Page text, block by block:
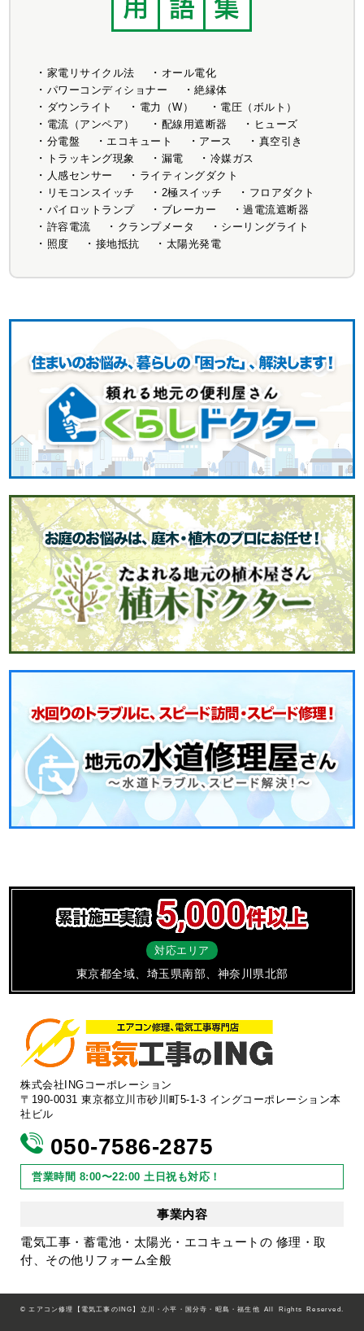
家電リサイクル法
オール電化
パワーコンディショナー
絶縁体
ダウンライト
電力（W）
電圧（ボルト）
電流（アンペア）
配線用遮断器
ヒューズ
分電盤
エコキュート アース
真空引き
トラッキング現象
漏電
冷媒ガス
人感センサー
ライティングダクト
リモコンスイッチ
2極スイッチ
フロアダクト
パイロットランプ
ブレーカー
過電流遮断器
許容電流
クランプメータ
シーリングライト
照度
接地抵抗 太陽光発電
対応エリア
東京都全域、埼玉県南部、神奈川県北部
株式会社INGコーポレーション
〒190-0031 東京都立川市砂川町5-1-3 イングコーポレーション本
社ビル
050-7586-2875
営業時間 8:00〜22:00 土日祝も対応！
事業内容
電気工事・蓄電池・太陽光・エコキュートの 修理・取
付、その他リフォーム全般
© エアコン修理【電気工事のING】立川・小平・国分寺・昭島・福生他 All Rights Reserved.